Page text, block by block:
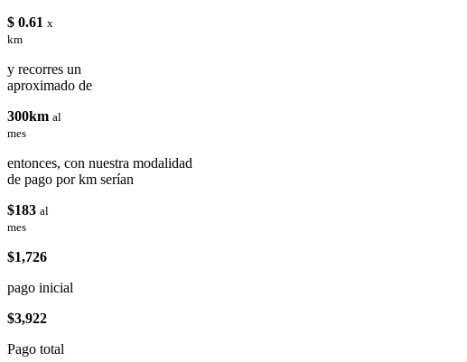
$ 0.61 x
km
y recorres un
aproximado de
300km al
mes
entonces, con nuestra modalidad
de pago por km serían
$183 al
mes
$1,726
pago inicial
$3,922
Pago total